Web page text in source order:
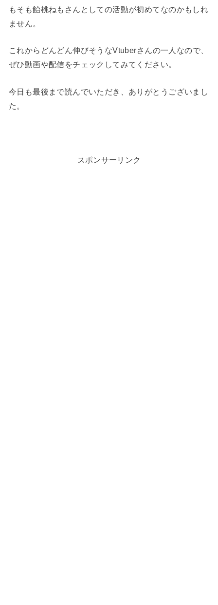
もそも飴桃ねもさんとしての活動が初めてなのかもしれ
ません。
これからどんどん伸びそうなVtuberさんの一人なので、
ぜひ動画や配信をチェックしてみてください。
今日も最後まで読んでいただき、ありがとうございまし
た。
スポンサーリンク